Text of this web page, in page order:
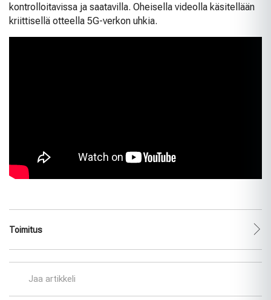
kontrolloitavissa ja saatavilla. Oheisella videolla käsitellään
kriittisellä otteella 5G-verkon uhkia.
Toimitus
Jaa artikkeli